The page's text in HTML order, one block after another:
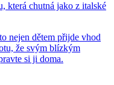
která chutná jako z italské
nejen dětem přijde vhod
že svým blízkým
si ji doma.